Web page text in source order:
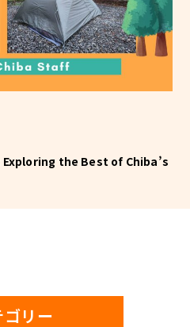
the Best of Chiba’s
リー